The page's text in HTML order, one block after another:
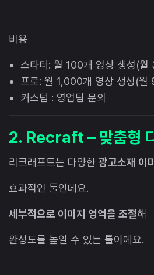
비용
스타터: 월 100개 영상 생성(월
프로: 월 1,000개 영상 생성(월
커스텀 : 영업팀 문의
2. Recraft – 맞춤형
리크래프트는 다양한 광고소재 이
효과적인 툴인데요.
세부적으로 이미지 영역을 조절해
완성도를 높일 수 있는 툴이에요.